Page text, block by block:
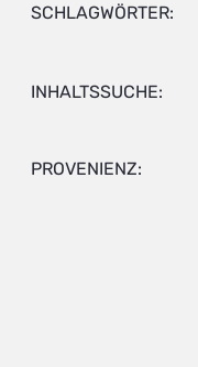
SCHLAGWÖRTER:
INHALTSSUCHE:
PROVENIENZ: